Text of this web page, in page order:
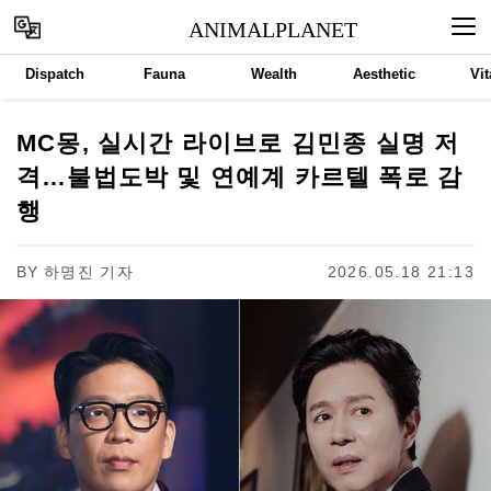
ANIMALPLANET
Dispatch Fauna Wealth Aesthetic
MC몽, 실시간 라이브로 김민종 실명 저
격…불법도박 및 연예계 카르텔 폭로 감
행
BY 하명진 기자 2026.05.18 21:13